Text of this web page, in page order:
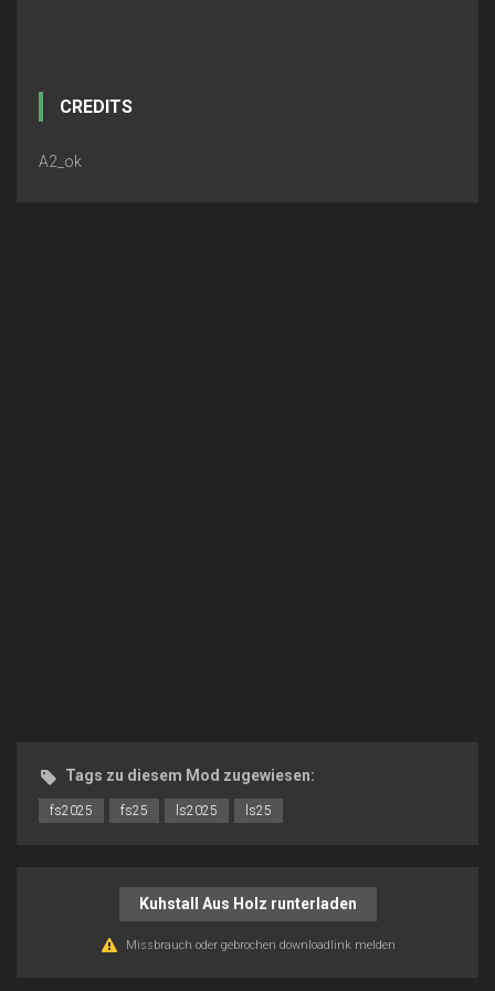
CREDITS
A2_ok
Tags zu diesem Mod zugewiesen:
fs2025 fs25 ls2025 ls25
Kuhstall Aus Holz runterladen
Missbrauch oder gebrochen downloadlink melden